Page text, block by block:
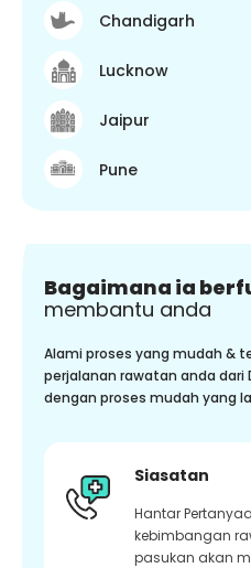
Chandigarh
Lucknow
Jaipur
Pune
Bagaimana ia
membantu anda
Alami proses yang mudah &
perjalanan rawatan anda dari
dengan proses mudah yang
Siasatan
Hantar
kebimbangan
pasukan akan